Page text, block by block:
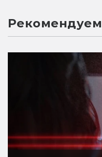
Рекомендуем